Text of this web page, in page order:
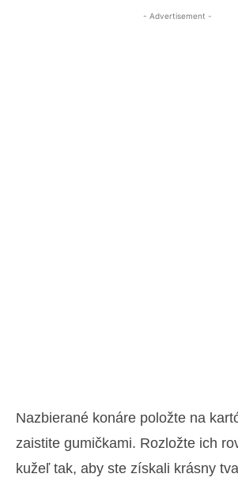
- Advertisement -
Nazbierané konáre položte na
zaistite gumičkami. Rozložte ich
kužeľ tak, aby ste získali krásny